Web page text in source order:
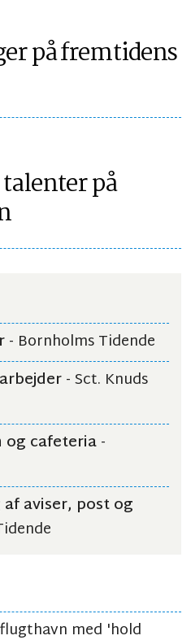
på fremtidens
på
- Bornholms Tidende
- Sct. Knuds
cafeteria-
aviser, post og
med 'hold